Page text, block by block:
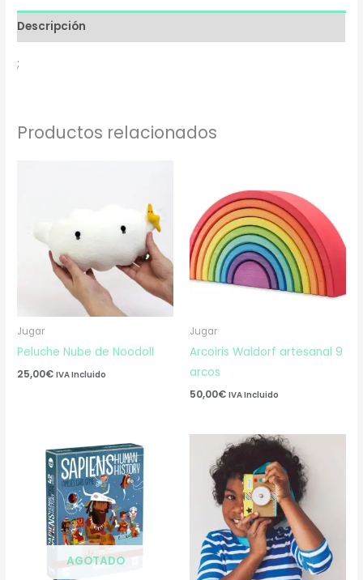
Descripción
;
Productos relacionados
Jugar
Peluche Nube de Noodoll
25,00€ IVA Incluido
Jugar
Arcoiris Waldorf artesanal 9
arcos
50,00€ IVA Incluido
AGOTADO